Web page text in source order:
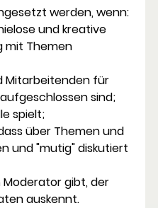
werden, wenn:
und kreative
mit Themen
Mitarbeitenden für
sind;
spielt;
über Themen und
und "mutig" diskutiert
gibt, der
auskennt.